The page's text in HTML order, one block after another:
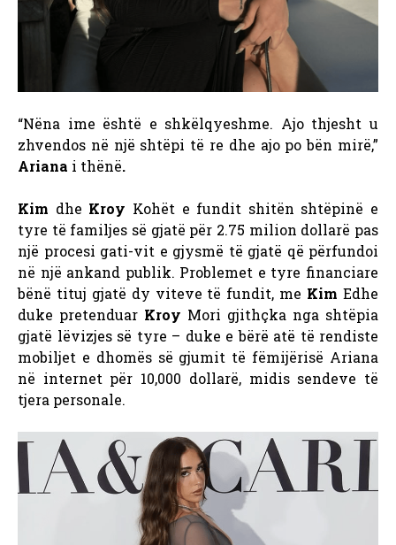
“Nëna ime është e shkëlqyeshme. Ajo thjesht u
zhvendos në një shtëpi të re dhe ajo po bën mirë,”
Ariana i thënë.
Kim dhe Kroy Kohët e fundit shitën shtëpinë e
tyre të familjes së gjatë për 2.75 milion dollarë pas
një procesi gati-vit e gjysmë të gjatë që përfundoi
në një ankand publik. Problemet e tyre financiare
bënë tituj gjatë dy viteve të fundit, me Kim Edhe
duke pretenduar Kroy Mori gjithçka nga shtëpia
gjatë lëvizjes së tyre – duke e bërë atë të rendiste
mobiljet e dhomës së gjumit të fëmijërisë Ariana
në internet për 10,000 dollarë, midis sendeve të
tjera personale.